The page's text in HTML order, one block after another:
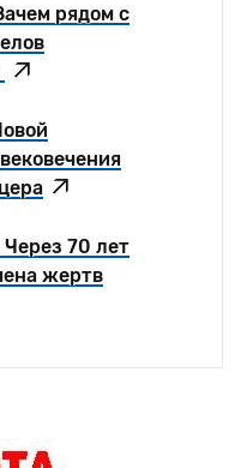
рядом с
70 лет
жертв